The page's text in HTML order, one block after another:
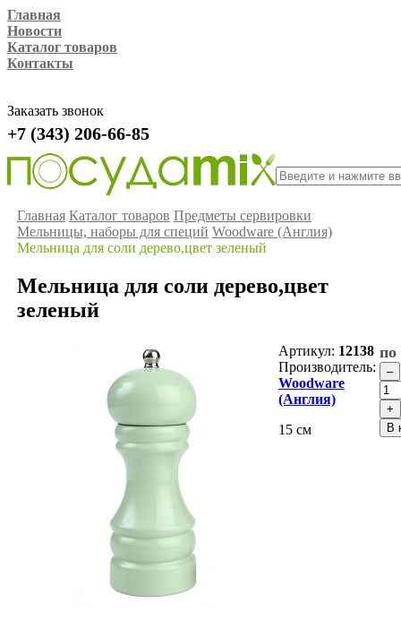
Главная
Новости
Каталог товаров
Контакты
Заказать звонок
+7 (343) 206-66-85
Главная Каталог товаров Предметы сервировки
Мельницы, наборы для специй Woodware (Англия)
Мельница для соли дерево,цвет зеленый
Мельница для соли дерево,цвет
зеленый
Артикул: 12138
Производитель:
Woodware
(Англия)
15 см
по
В